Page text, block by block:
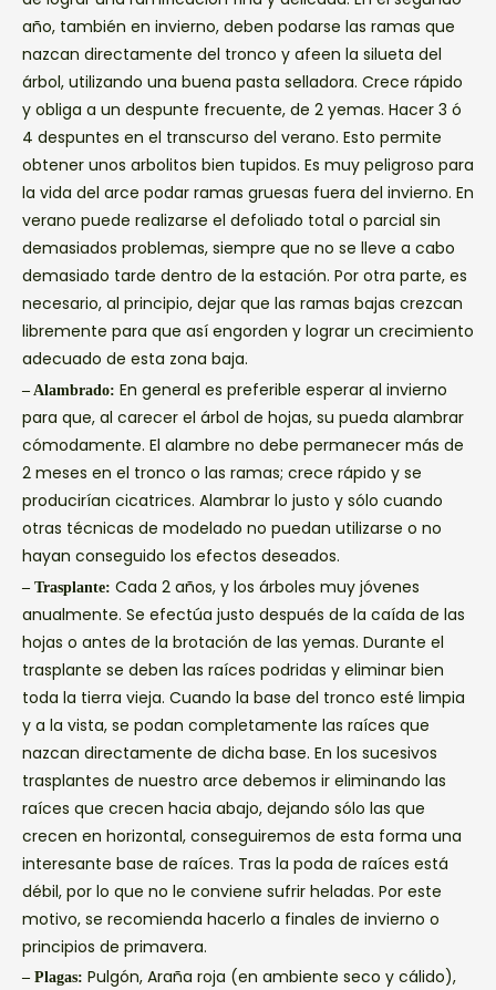
año, también en invierno, deben podarse las ramas que
nazcan directamente del tronco y afeen la silueta del
árbol, utilizando una buena pasta selladora. Crece rápido
y obliga a un despunte frecuente, de 2 yemas. Hacer 3 ó
4 despuntes en el transcurso del verano. Esto permite
obtener unos arbolitos bien tupidos. Es muy peligroso para
la vida del arce podar ramas gruesas fuera del invierno. En
verano puede realizarse el defoliado total o parcial sin
demasiados problemas, siempre que no se lleve a cabo
demasiado tarde dentro de la estación. Por otra parte, es
necesario, al principio, dejar que las ramas bajas crezcan
libremente para que así engorden y lograr un crecimiento
adecuado de esta zona baja.
– Alambrado: En general es preferible esperar al invierno
para que, al carecer el árbol de hojas, su pueda alambrar
cómodamente. El alambre no debe permanecer más de
2 meses en el tronco o las ramas; crece rápido y se
producirían cicatrices. Alambrar lo justo y sólo cuando
otras técnicas de modelado no puedan utilizarse o no
hayan conseguido los efectos deseados.
– Trasplante: Cada 2 años, y los árboles muy jóvenes
anualmente. Se efectúa justo después de la caída de las
hojas o antes de la brotación de las yemas. Durante el
trasplante se deben las raíces podridas y eliminar bien
toda la tierra vieja. Cuando la base del tronco esté limpia
y a la vista, se podan completamente las raíces que
nazcan directamente de dicha base. En los sucesivos
trasplantes de nuestro arce debemos ir eliminando las
raíces que crecen hacia abajo, dejando sólo las que
crecen en horizontal, conseguiremos de esta forma una
interesante base de raíces. Tras la poda de raíces está
débil, por lo que no le conviene sufrir heladas. Por este
motivo, se recomienda hacerlo a finales de invierno o
principios de primavera.
– Plagas: Pulgón, Araña roja (en ambiente seco y cálido),